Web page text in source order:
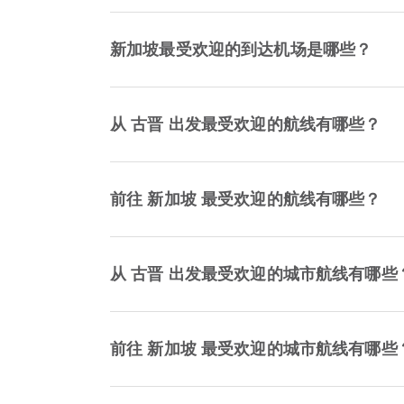
新加坡最受欢迎的到达机场是哪些？
从 古晋 出发最受欢迎的航线有哪些？
前往 新加坡 最受欢迎的航线有哪些？
从 古晋 出发最受欢迎的城市航线有哪些
前往 新加坡 最受欢迎的城市航线有哪些